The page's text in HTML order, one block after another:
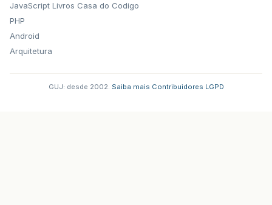
JavaScript
PHP
Android
Arquitetura
Livros Casa do Codigo
GUJ: desde 2002. Saiba mais Contribuidores LGPD